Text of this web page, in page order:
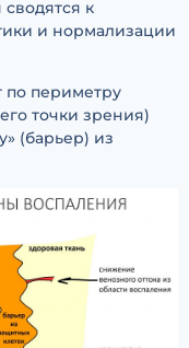
к
и нормализации
по периметру
точки зрения)
(барьер) из